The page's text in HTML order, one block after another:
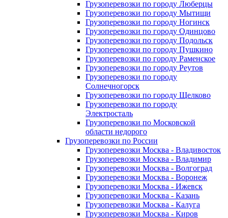
Грузоперевозки по городу Люберцы
Грузоперевозки по городу Мытищи
Грузоперевозки по городу Ногинск
Грузоперевозки по городу Одинцово
Грузоперевозки по городу Подольск
Грузоперевозки по городу Пушкино
Грузоперевозки по городу Раменское
Грузоперевозки по городу Реутов
Грузоперевозки по городу
Солнечногорск
Грузоперевозки по городу Щелково
Грузоперевозки по городу
Электросталь
Грузоперевозки по Московской
области недорого
Грузоперевозки по России
Грузоперевозки Москва - Владивосток
Грузоперевозки Москва - Владимир
Грузоперевозки Москва - Волгоград
Грузоперевозки Москва - Воронеж
Грузоперевозки Москва - Ижевск
Грузоперевозки Москва - Казань
Грузоперевозки Москва - Калуга
Грузоперевозки Москва - Киров